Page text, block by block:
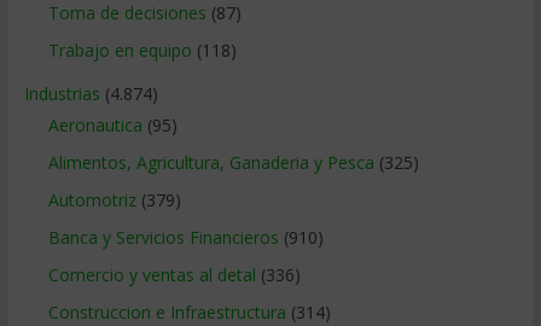
Toma de decisiones (87)
Trabajo en equipo (118)
Industrias (4.874)
Aeronautica (95)
Alimentos, Agricultura, Ganaderia y Pesca (325)
Automotriz(379)
Banca y Servicios Financieros (910)
Comercio y ventas al detal (336)
Construccion e Infraestructura (314)